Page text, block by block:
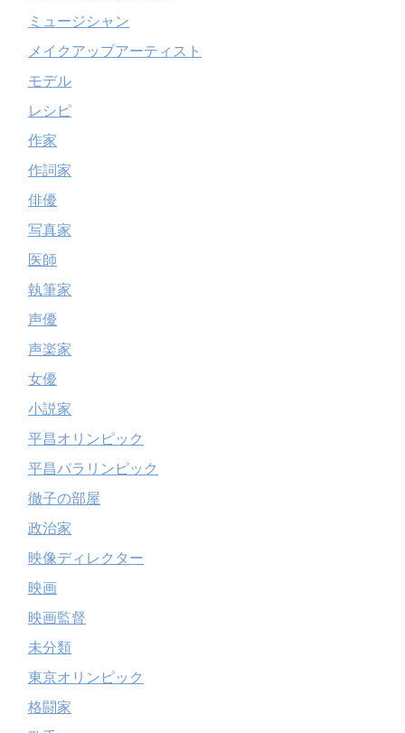
ミュージシャン
メイクアップアーティスト
モデル
レシピ
作家
作詞家
俳優
写真家
医師
執筆家
声優
声楽家
女優
小説家
平昌オリンピック
平昌パラリンピック
徹子の部屋
政治家
映像ディレクター
映画
映画監督
未分類
東京オリンピック
格闘家